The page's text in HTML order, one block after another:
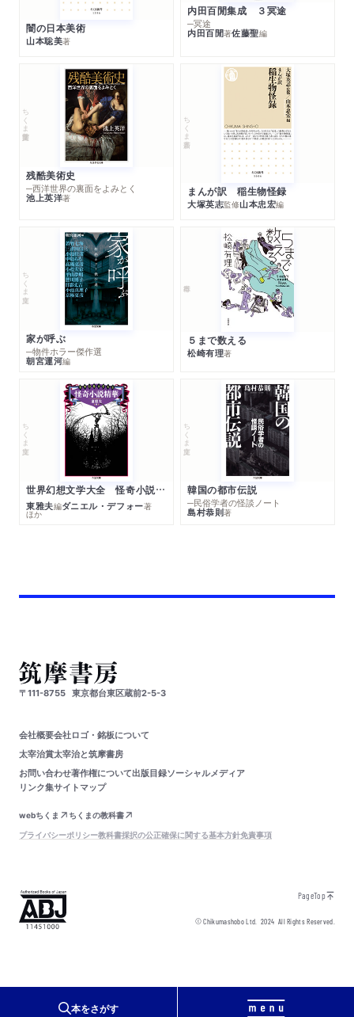
本をさがす
闇の日本美術
山本聡美著
内田百閒集成 ３冥途
─冥途
内田百閒著佐藤聖編
ちくま学芸文庫
残酷美術史
─西洋世界の裏面をよみとく
池上英洋著
ちくま新書
まんが訳 稲生物怪録
大塚英志監修山本忠宏編
ちくま文庫
家が呼ぶ
─物件ホラー傑作選
朝宮運河編
５まで数える
松崎有理著
ちくま文庫
世界幻想文学大全 怪奇小説精華
東雅夫編ダニエル・デフォー著
ほか
ちくま文庫
韓国の都市伝説
─民俗学者の怪談ノート
島村恭則著
〒111-8755 東京都台東区蔵前2-5-3
会社概要会社ロゴ・銘板について
太宰治賞太宰治と筑摩書房
お問い合わせ著作権について出版目録ソーシャルメディア
リンク集サイトマップ
webちくま
ちくまの教科書
プライバシーポリシー教科書採択の公正確保に関する基本方針免責事項
PageTop
© Chikumashobo Ltd.2024 All Rights Reserved.